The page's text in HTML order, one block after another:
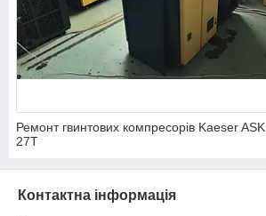
Ремонт гвинтових компресорів Kaeser ASK
27T
Контактна інформація